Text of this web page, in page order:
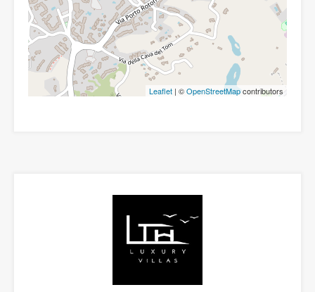
Leaflet | ©OpenStreetMapcontributors